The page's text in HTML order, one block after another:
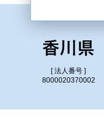
[ 法人番号 ]
8000020370002